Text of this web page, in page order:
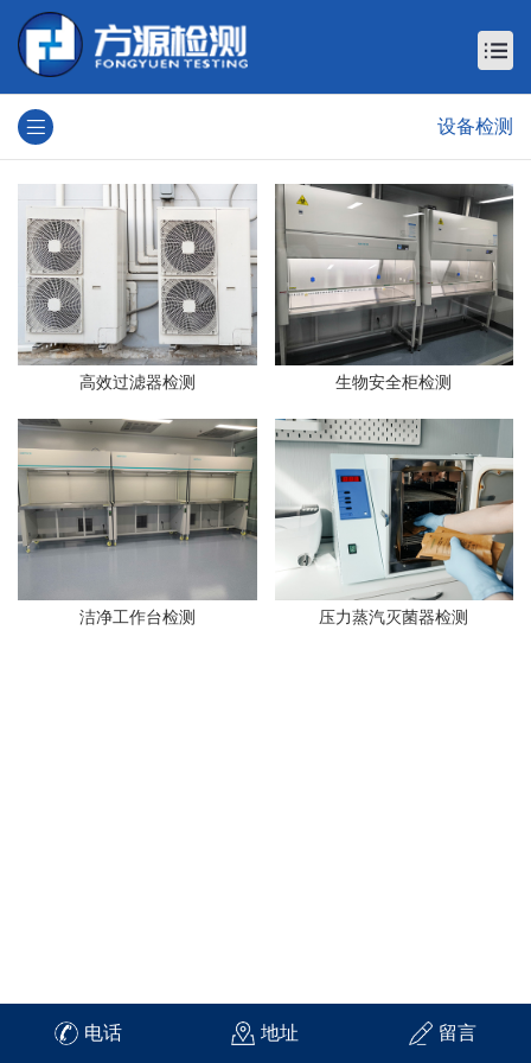
设备检测
高效过滤器检测 生物安全柜检测
洁净工作台检测 压力蒸汽灭菌器检测
电话 地址 留言